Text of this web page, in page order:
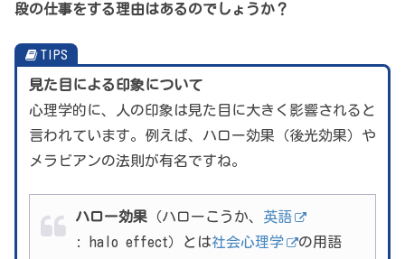
段の仕事をする理由はあるのでしょうか？
TIPS
見た目による印象について
心理学的に、人の印象は見た目に大きく影響されると
言われています。例えば、ハロー効果（後光効果）や
メラビアンの法則が有名ですね。
ハロー効果（ハローこうか、 英語
: halo effect）とは社会心理学
の用語